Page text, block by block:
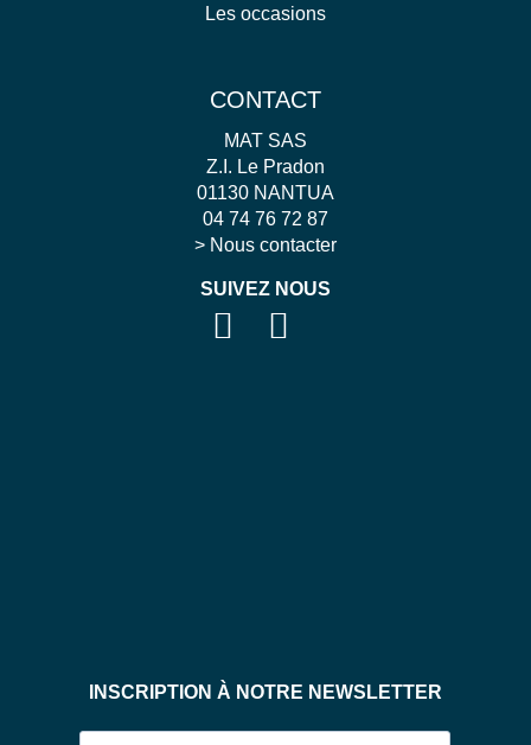
Les occasions
CONTACT
MAT SAS
Z.I. Le Pradon
01130 NANTUA
04 74 76 72 87
> Nous contacter
SUIVEZ NOUS